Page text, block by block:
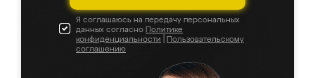
Я соглашаюсь на передачу персональных
данных согласно Политике
конфиденциальности
Пользовательскому
соглашению